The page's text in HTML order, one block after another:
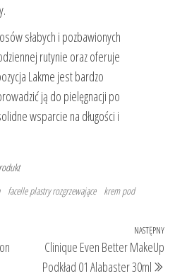
słabych i pozbawionych
rutynie oraz oferuje
Lakme jest bardzo
ją do pielęgnacji po
wsparcie na długości i
facelle plastry rozgrzewające
krem pod
NASTĘPNY
Clinique Even Better MakeUp
Podkład 01 Alabaster 30ml